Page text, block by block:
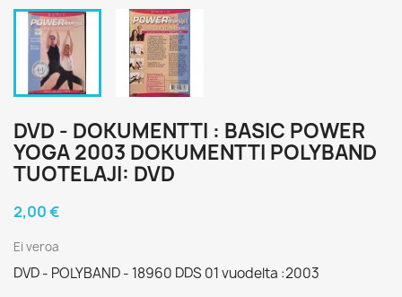
DVD - DOKUMENTTI : BASIC POWER
YOGA 2003 DOKUMENTTI POLYBAND
TUOTELAJI: DVD
2,00 €
Ei veroa
DVD - POLYBAND - 18960 DDS 01 vuodelta :2003